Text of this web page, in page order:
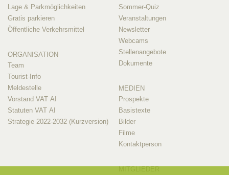
Lage & Parkmöglichkeiten
Gratis parkieren
Öffentliche Verkehrsmittel
ORGANISATION
Team
Tourist-Info
Meldestelle
Vorstand VAT AI
Statuten VAT AI
Strategie 2022-2032 (Kurzversion)
Sommer-Quiz
Veranstaltungen
Newsletter
Webcams
Stellenangebote
Dokumente
MEDIEN
Prospekte
Basistexte
Bilder
Filme
Kontaktperson